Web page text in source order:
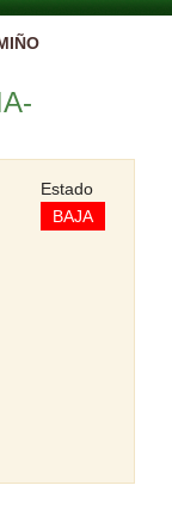
Estado
BAJA